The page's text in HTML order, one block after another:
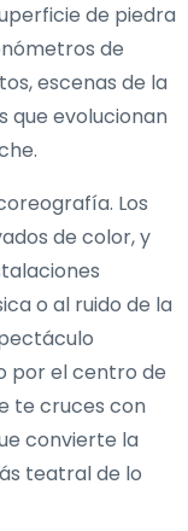
de piedra
de
escenas de la
que evolucionan
Los
de color, y
o al ruido de la
por el centro de
te cruces con
convierte la
teatral de lo